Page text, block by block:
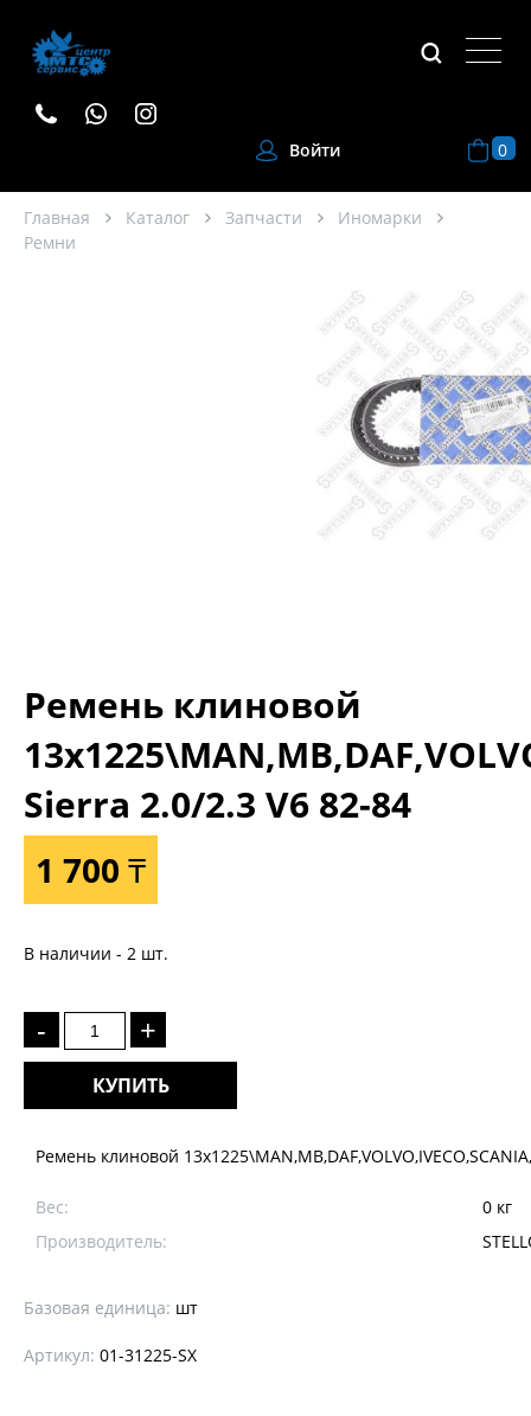
Войти 0
Главная Каталог Запчасти
Иномарки
Ремни
Ремень клиновой
Sierra 2.0/2.3 V6 82-84
1 700 ₸
В наличии - 2 шт.
- +
КУПИТЬ
Ремень клиновой
Вес:
0 кг
Производитель:
Базовая единица: шт
Артикул: 01-31225-SX